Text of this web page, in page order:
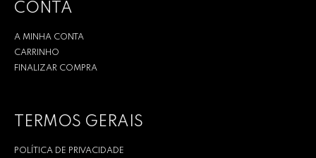
CONTA
A MINHA CONTA
CARRINHO
FINALIZAR COMPRA
TERMOS GERAIS
POLÍTICA DE PRIVACIDADE